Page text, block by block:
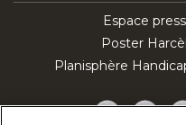
Espace
Poster
Planisphère
Facebook